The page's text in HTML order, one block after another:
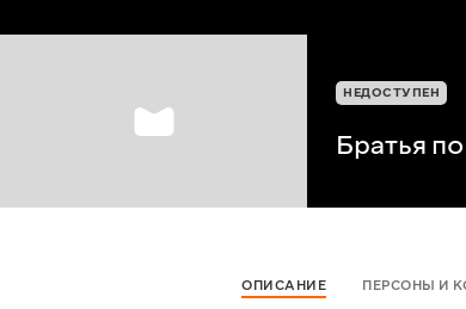
НЕДОСТУПЕН
Братья
ОПИСАНИЕ ПЕРСОНЫ И